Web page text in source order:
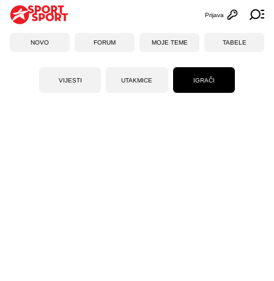
Otvori
Prijava
NOVO FORUM MOJE TEME TABELE
VIJESTI UTAKMICE IGRAČI